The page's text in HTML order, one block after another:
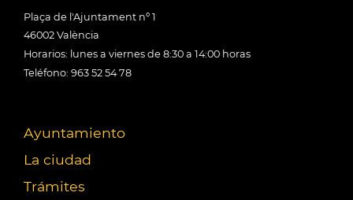
Plaça de l'Ajuntament nº 1
46002 València
Horarios: lunes a viernes de 8:30 a 14:00 horas
Teléfono: 963 52 54 78
Ayuntamiento
La ciudad
Trámites